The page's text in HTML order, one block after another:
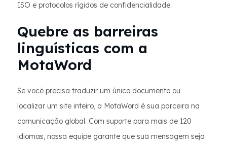
ISO e protocolos rígidos de confidencialidade.
Quebre as barreiras
linguísticas com a
MotaWord
Se você precisa traduzir um único documento ou
localizar um site inteiro, a MotaWord é sua parceira na
comunicação global. Com suporte para mais de 120
idiomas, nossa equipe garante que sua mensagem seja